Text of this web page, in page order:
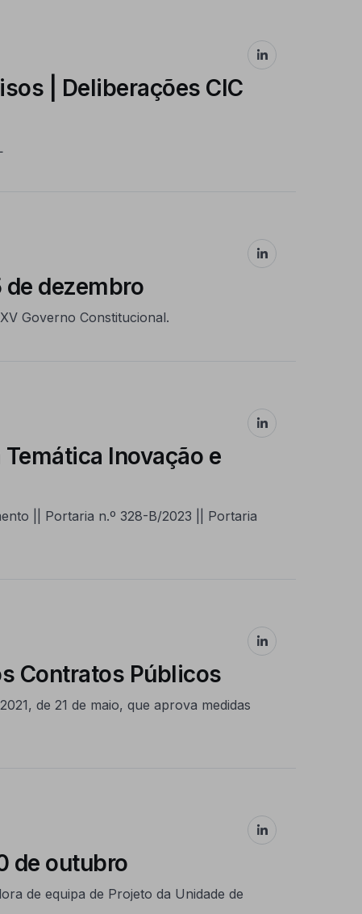
| Deliberações CIC
de dezembro
Governo Constitucional.
Inovação e
|| Portaria n.º 328-B/2023 || Portaria
Contratos Públicos
de 21 de maio, que aprova medidas
de outubro
de equipa de Projeto da Unidade de